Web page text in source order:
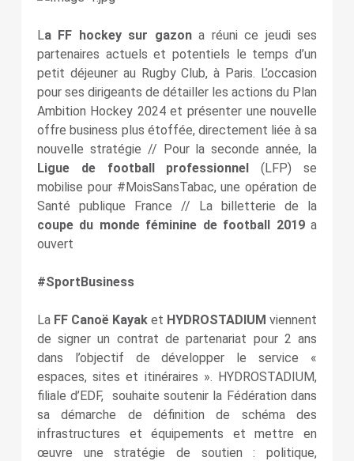
La FF hockey sur gazona réuni ce jeudi ses
partenaires actuels et potentiels le temps d’un
petit déjeuner au Rugby Club, à Paris. L’occasion
pour ses dirigeants de détailler les actions du Plan
Ambition Hockey 2024 et présenter une nouvelle
offre business plus étoffée, directement liée à sa
nouvelle stratégie // Pour la seconde année, la
Ligue de football professionnel (LFP) se
mobilise pour #MoisSansTabac, une opération de
Santé publique France // La billetterie de la
coupe du monde féminine de football 2019a
ouvert
#SportBusiness
La FF Canoë Kayak et HYDROSTADIUM viennent
de signer un contrat de partenariat pour 2 ans
dans l’objectif de développer le service «
espaces, sites et itinéraires ». HYDROSTADIUM,
filiale d’EDF, souhaite soutenir la Fédération dans
sa démarche de définition de schéma des
infrastructures et équipements et mettre en
œuvre une stratégie de soutien : politique,